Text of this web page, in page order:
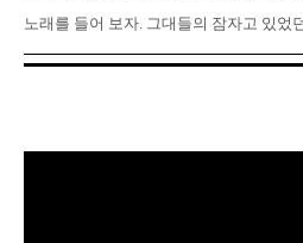
노래를 들어 보자. 그대들의 잠자고 있었